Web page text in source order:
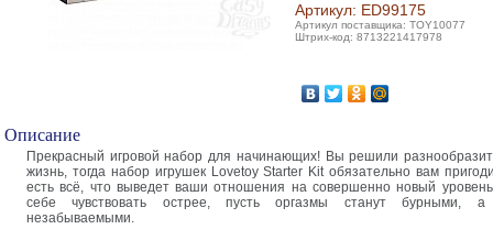
Артикул: ED99175
Артикул поставщика: TOY10077
Штрих-код: 8713221417978
Описание
Прекрасный игровой набор для начинающих! Вы решили
жизнь, тогда набор игрушек Lovetoy Starter Kit обязательно вам
есть всё, что выведет ваши отношения на совершенно новый
себе чувствовать острее, пусть оргазмы станут бурными,
незабываемыми.